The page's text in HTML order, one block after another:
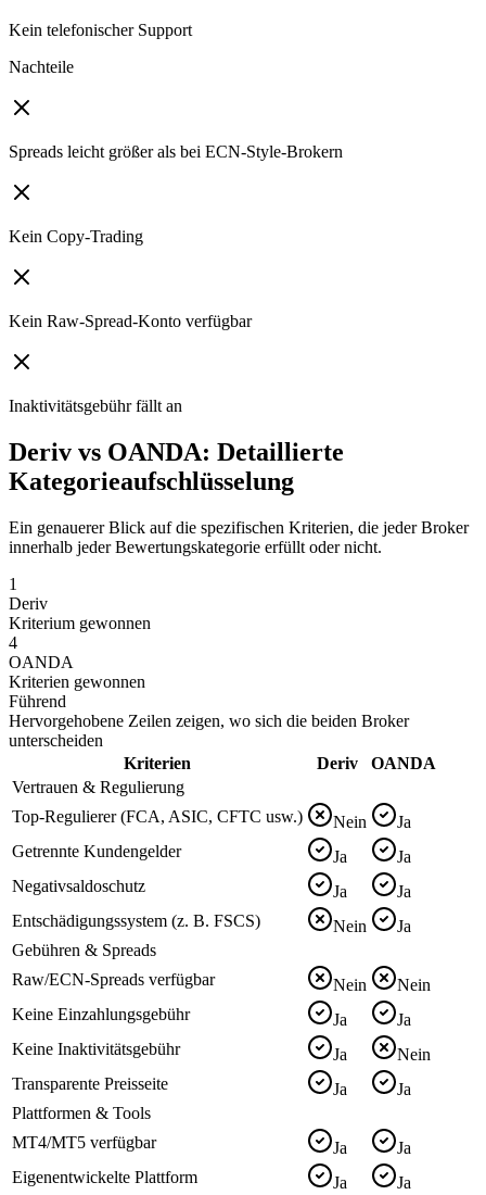
Kein telefonischer Support
Nachteile
Spreads leicht größer als bei ECN-Style-Brokern
Kein Copy-Trading
Kein Raw-Spread-Konto verfügbar
Inaktivitätsgebühr fällt an
Deriv vs OANDA: Detaillierte
Kategorieaufschlüsselung
Ein genauerer Blick auf die spezifischen Kriterien, die jeder Broker
innerhalb jeder Bewertungskategorie erfüllt oder nicht.
1
Deriv
Kriterium gewonnen
4
OANDA
Kriterien gewonnen
Führend
Hervorgehobene Zeilen zeigen, wo sich die beiden Broker
unterscheiden
Kriterien
Deriv
OANDA
Vertrauen & Regulierung
Top-Regulierer (FCA, ASIC, CFTC usw.)
Nein
Ja
Getrennte Kundengelder
Ja
Ja
Negativsaldoschutz
Ja
Ja
Entschädigungssystem (z. B. FSCS)
Nein
Ja
Gebühren & Spreads
Raw/ECN-Spreads verfügbar
Nein
Nein
Keine Einzahlungsgebühr
Ja
Ja
Keine Inaktivitätsgebühr
Ja
Nein
Transparente Preisseite
Ja
Ja
Plattformen & Tools
MT4/MT5 verfügbar
Ja
Ja
Eigenentwickelte Plattform
Ja
Ja